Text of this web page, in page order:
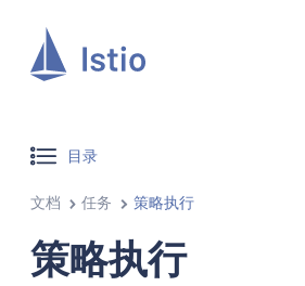
目录
文档 任务 策略执行
策略执行